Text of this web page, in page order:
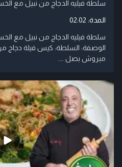
سلطة فيليه الدجاج من نبيل مع
المدة: 02:02
سلطة فيليه الدجاج من نبيل مع
الوصفة: السلطة: كيس فيلة دجاج
مبروش بصل ....